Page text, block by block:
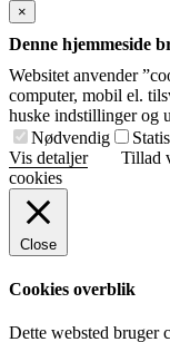
×
Denne hjemmeside
Websitet anvender
computer, mobil el.
huske indstillinger og
Nødvendig
Vis detaljer
Tillad
cookies
Close
Cookies overblik
Dette websted bruger